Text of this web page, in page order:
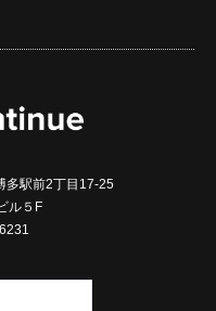
駅前2丁目17-25
ル５F